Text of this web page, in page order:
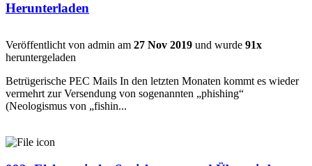
Herunterladen
Veröffentlicht von admin am 27 Nov 2019 und wurde 91x
heruntergeladen
Betrügerische PEC Mails In den letzten Monaten kommt es wieder
vermehrt zur Versendung von sogenannten „phishing“
(Neologismus von „fishin...